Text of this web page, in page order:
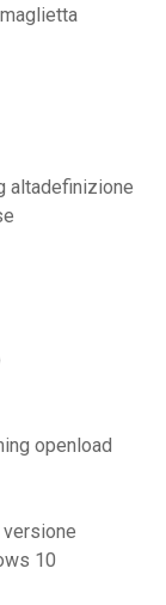
altadefinizione
openload
10